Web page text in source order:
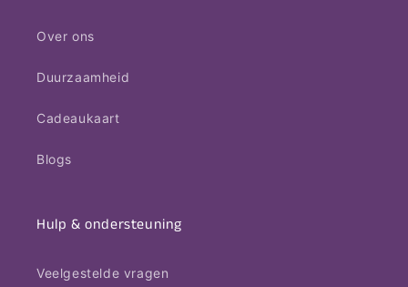
Over ons
Duurzaamheid
Cadeaukaart
Blogs
Hulp & ondersteuning
Veelgestelde vragen